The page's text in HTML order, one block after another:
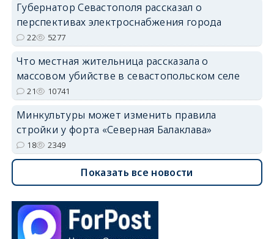
Губернатор Севастополя рассказал о
перспективах электроснабжения города
22 5277
Что местная жительница рассказала о
массовом убийстве в севастопольском селе
21 10741
Минкультуры может изменить правила
стройки у форта «Северная Балаклава»
18 2349
Показать все новости